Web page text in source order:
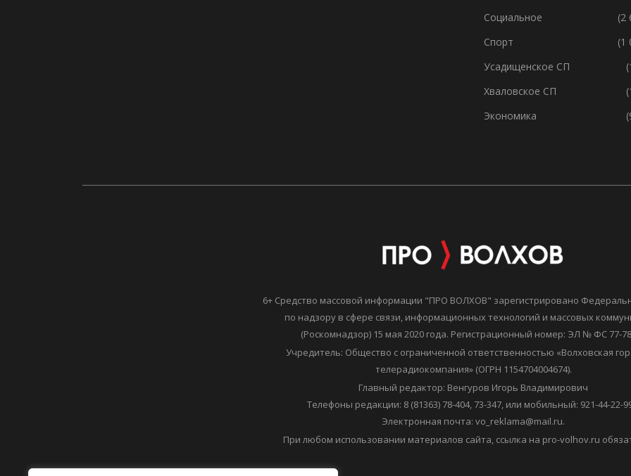
Социальное
(2
Спорт
(1
Усадищенское СП
Хваловское СП
Экономика
6+ Средство массовой информации "ПРО ВОЛХОВ" зарегистрировано
по надзору в сфере связи, информационных технологий и массовых
(Роскомнадзор) 15 мая 2020 года. Регистрационный номер: ЭЛ № ФС 77-
Учредитель: Общество с ограниченной ответственностью «Волховская
телерадиокомпания» (ОГРН 1154704004674).
Главный редактор: Венгуров Игорь Владимирович
Телефоны редакции: 8 (81363) 78-404, 73-347, или мобильный: 921-44-22-
Электронная почта: vo_reklama@mail.ru.
При любом использовании материалов сайта, ссылка на pro-volhov.ru